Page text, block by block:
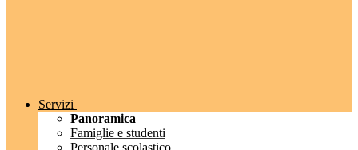
Servizi
Panoramica
Famiglie e studenti